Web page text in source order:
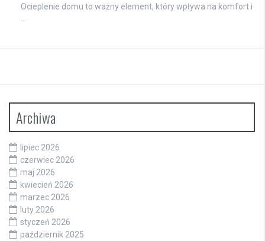
Ocieplenie domu to ważny element, który wpływa na komfort i
Archiwa
lipiec 2026
czerwiec 2026
maj 2026
kwiecień 2026
marzec 2026
luty 2026
styczeń 2026
październik 2025